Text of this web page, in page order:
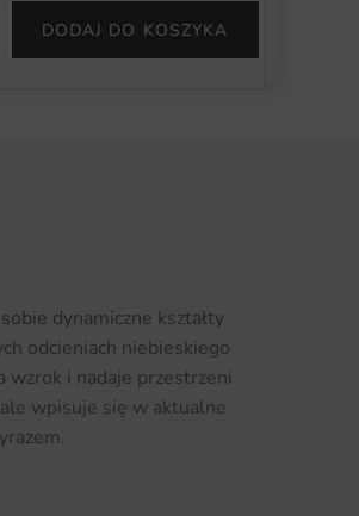
DODAJ DO KOSZYKA
dynamiczne kształty
odcieniach niebieskiego
wzrok i nadaje przestrzeni
wpisuje się w aktualne